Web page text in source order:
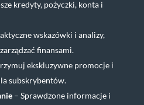
kredyty, pożyczki, konta i
wskazówki i analizy,
finansami.
ekskluzywne promocje i
subskrybentów.
– Sprawdzone informacje i